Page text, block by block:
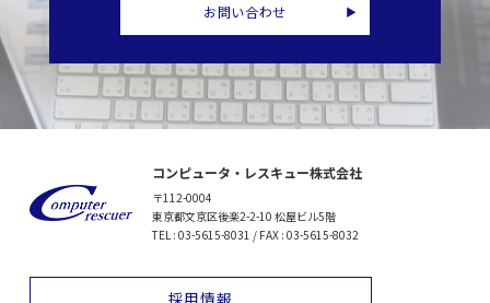
お問い合わせ
コンピュータ・レスキュー株式会社
〒112-0004
東京都文京区後楽2-2-10 松屋ビル5階
TEL : 03-5615-8031 / FAX : 03-5615-8032
採用情報